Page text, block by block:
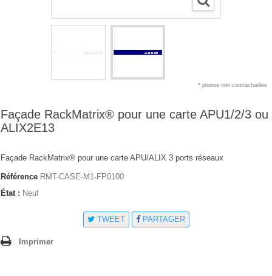
* photos non contractuelles
Façade RackMatrix® pour une carte APU1/2/3 ou
ALIX2E13
Façade RackMatrix® pour une carte APU/ALIX 3 ports réseaux
Référence RMT-CASE-M1-FP0100
État : Neuf
TWEET PARTAGER
Imprimer